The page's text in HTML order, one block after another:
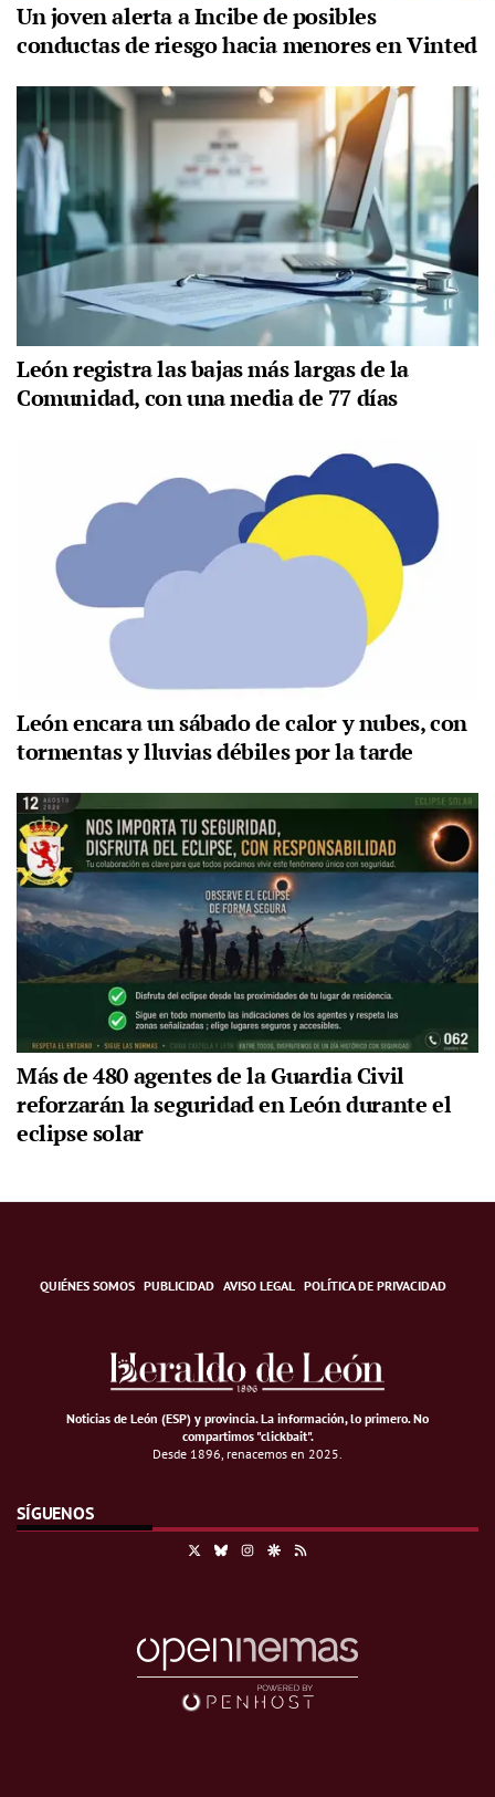
Un joven alerta a Incibe de posibles
conductas de riesgo hacia menores en Vinted
León registra las bajas más largas de la
Comunidad, con una media de 77 días
León encara un sábado de calor y nubes, con
tormentas y lluvias débiles por la tarde
Más de 480 agentes de la Guardia Civil
reforzarán la seguridad en León durante el
eclipse solar
QUIÉNES SOMOS PUBLICIDAD AVISO LEGAL POLÍTICA DE PRIVACIDAD
Noticias de León (ESP) y provincia. La información, lo primero.No
compartimos "clickbait".
Desde 1896, renacemos en 2025.
SÍGUENOS
BlueskyInstagramGoogle Discover